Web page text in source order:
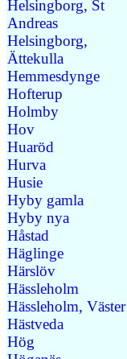
Helsingborg, St
Andreas
Helsingborg,
Ättekulla
Hemmesdynge
Hofterup
Holmby
Hov
Huaröd
Hurva
Husie
Hyby gamla
Hyby nya
Håstad
Häglinge
Härslöv
Hässleholm
Hässleholm, Väster
Hästveda
Hög